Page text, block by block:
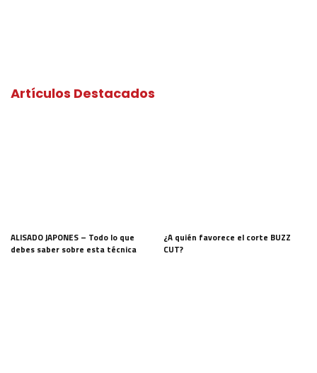
Artículos Destacados
ALISADO JAPONES – Todo lo que
debes saber sobre esta técnica
¿A quién favorece el corte BUZZ
CUT?